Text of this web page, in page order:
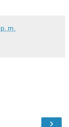
m.
›